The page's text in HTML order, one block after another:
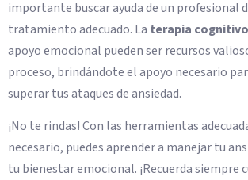
importante buscar ayuda de un profesional
tratamiento adecuado. La terapia
apoyo emocional pueden ser recursos
proceso, brindándote el apoyo necesario
superar tus ataques de ansiedad.
¡No te rindas! Con las herramientas
necesario, puedes aprender a manejar tu
tu bienestar emocional. ¡Recuerda siempre